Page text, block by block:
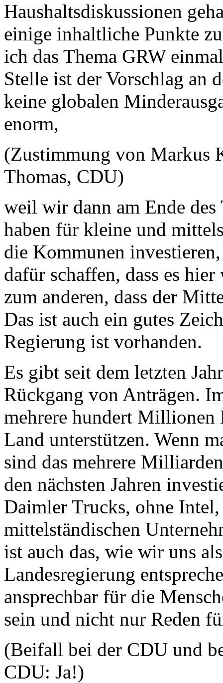
Haushaltsdiskussionen
einige inhaltliche Punkte
ich das Thema GRW
Stelle ist der Vorschlag an
keine globalen
enorm,
(Zustimmung von Markus
Thomas, CDU)
weil wir dann am Ende
haben für kleine und
die Kommunen
dafür schaffen, dass es
zum anderen, dass der
Das ist auch ein gutes
Regierung ist vorhanden.
Es gibt seit dem letzten
Rückgang von Anträgen.
mehrere hundert
Land unterstützen. Wenn
sind das mehrere
den nächsten Jahren
Daimler Trucks, ohne
mittelständischen
ist auch das, wie wir uns
Landesregierung
ansprechbar für die
sein und nicht nur Reden
(Beifall bei der CDU und
CDU: Ja!)